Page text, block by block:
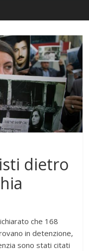
dietro
che 168
in detenzione,
sono stati citati